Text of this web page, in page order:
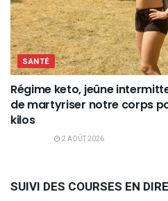
SANTÉ
Régime keto, jeûne
de martyriser notre corps
kilos
2 AOÛT 2026
SUIVI DES COURSES EN